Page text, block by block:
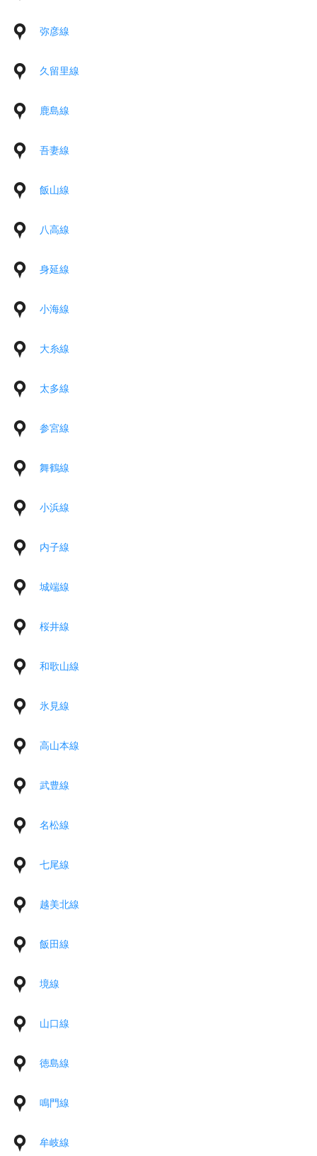
弥彦線
久留里線
鹿島線
吾妻線
飯山線
八高線
身延線
小海線
大糸線
太多線
参宮線
舞鶴線
小浜線
内子線
城端線
桜井線
和歌山線
氷見線
高山本線
武豊線
名松線
七尾線
越美北線
飯田線
境線
山口線
徳島線
鳴門線
牟岐線